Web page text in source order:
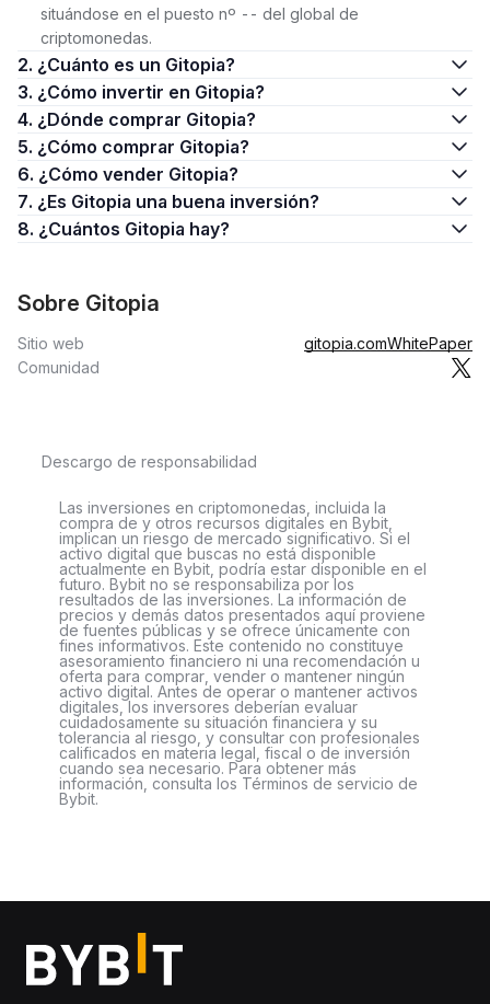
situándose en el puesto nº -- del global de
criptomonedas.
2. ¿Cuánto es un Gitopia?
3. ¿Cómo invertir en Gitopia?
4. ¿Dónde comprar Gitopia?
5. ¿Cómo comprar Gitopia?
6. ¿Cómo vender Gitopia?
7. ¿Es Gitopia una buena inversión?
8. ¿Cuántos Gitopia hay?
Sobre Gitopia
Sitio web gitopia.comWhitePaper
Comunidad
Descargo de responsabilidad
Las inversiones en criptomonedas, incluida la
compra de y otros recursos digitales en Bybit,
implican un riesgo de mercado significativo. Si el
activo digital que buscas no está disponible
actualmente en Bybit, podría estar disponible en el
futuro. Bybit no se responsabiliza por los
resultados de las inversiones. La información de
precios y demás datos presentados aquí proviene
de fuentes públicas y se ofrece únicamente con
fines informativos. Este contenido no constituye
asesoramiento financiero ni una recomendación u
oferta para comprar, vender o mantener ningún
activo digital. Antes de operar o mantener activos
digitales, los inversores deberían evaluar
cuidadosamente su situación financiera y su
tolerancia al riesgo, y consultar con profesionales
calificados en materia legal, fiscal o de inversión
cuando sea necesario. Para obtener más
información, consulta los Términos de servicio de
Bybit.